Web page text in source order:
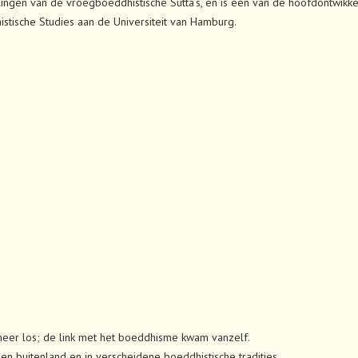
Studies aan de Universiteit van Hamburg.
los; de link met het boeddhisme kwam vanzelf.